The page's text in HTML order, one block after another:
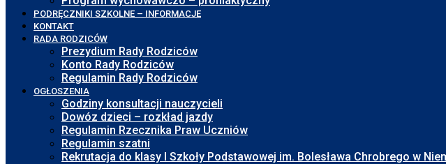
PODRĘCZNIKI SZKOLNE – INFORMACJE
KONTAKT
RADA RODZICÓW
Prezydium Rady Rodziców
Konto Rady Rodziców
Regulamin Rady Rodziców
OGŁOSZENIA
Godziny konsultacji nauczycieli
Dowóz dzieci – rozkład jazdy
Regulamin Rzecznika Praw Uczniów
Regulamin szatni
Rekrutacja do klasy I Szkoły Podstawowej im. Bolesława Chrobrego w